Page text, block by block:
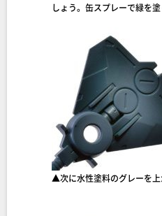
しょう。缶スプレーで緑を
▲次に水性塗料のグレーを